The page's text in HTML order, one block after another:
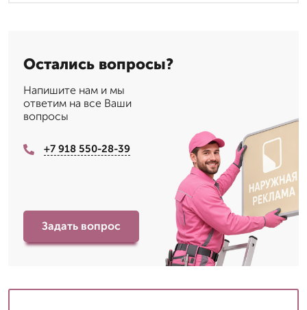
Остались вопросы?
Напишите нам и мы
ответим на все Ваши
вопросы
+7 918 550-28-39
Задать вопрос